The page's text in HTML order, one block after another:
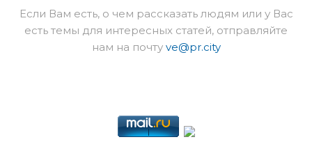
Если Вам есть, о чем рассказать людям или у Вас
есть темы для интересных статей, отправляйте
нам на почту ve@pr.city